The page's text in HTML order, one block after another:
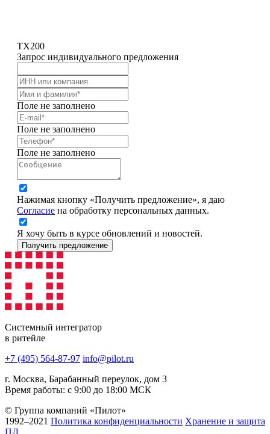
TX200
Запрос индивидуального предложения
Поле не заполнено
Поле не заполнено
Поле не заполнено
Нажимая кнопку «Получить предложение», я даю
Согласие на обработку персональных данных.
Я хочу быть в курсе обновлений и новостей.
Получить предложение
Системный интегратор
в ритейле
+7 (495) 564-87-97 info@pilot.ru
г. Москва, Барабанный переулок, дом 3
Время работы: с 9:00 до 18:00 МСК
© Группа компаний «Пилот»
1992–2021 Политика конфиденциальности Хранение и защита